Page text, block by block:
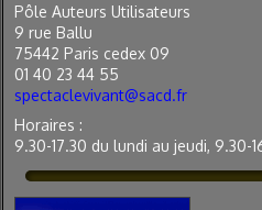
Pôle Auteurs Utilisateurs
9 rue Ballu
75442 Paris cedex 09
01 40 23 44 55
spectaclevivant@sacd.fr
Horaires :
9.30-17.30 du lundi au jeudi, 9.30-